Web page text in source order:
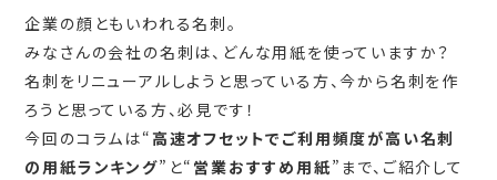
企業の顔ともいわれる名刺。
みなさんの会社の名刺は、どんな用紙を使っていますか？
名刺をリニューアルしようと思っている方、今から名刺を作
ろうと思っている方、必見です！
今回のコラムは“ 高速オフセットでご利用頻度が高い名刺
の用紙ランキング”と“ 営業おすすめ用紙”まで、ご紹介して